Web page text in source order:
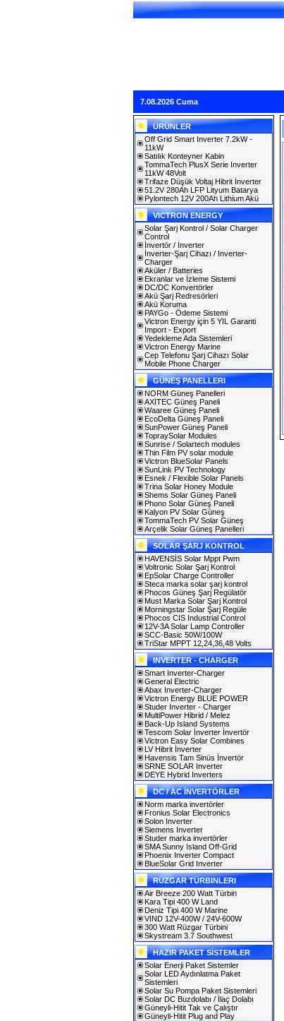
7.08.2026 Cuma
ÜRÜNLER
Off Grid Smart Inverter 7.2kW -
11kW
Satılık Konteyner Kabin
TommaTech PlusX Serie Inverter
11kW 48Volt
Trifaze Düşük Voltaj Hibrit İnverter
51.2V 280Ah LFP Lityum Batarya
Pylontech 12V 200Ah Lithium Akü
VICTRON ENERGY
Solar Şarj Kontrol / Solar Charger
Control
İnvertör / Inverter
İnverter-Şarj Cihazı / Inverter-
Charger
Aküler / Batteries
Ekranlar ve İzleme Sistemi
DC/DC Konvertörler
Akü Şarj Redresörleri
Akü Koruma
PAYGo - Ödeme Sistemi
Victron Energy için 5 YIL Garanti
Import - Export
Yedekleme Ada Sistemleri
Victron Energy Marine
Cep Telefonu Şarj Cihazı Solar
Mobile Phone Charger
GÜNEŞ PANELLERI
NORM Güneş Panelleri
AXITEC Güneş Paneli
Waaree Güneş Paneli
EcoDelta Güneş Paneli
SunPower Güneş Paneli
TopraySolar Modules
Sunrise / Solartech modules
Thin Film PV solar module
Victron BlueSolar Panels
SunLink PV Technology
Esnek / Flexible Solar Panels
Trina Solar Honey Module
Shems Solar Güneş Paneli
Phono Solar Güneş Paneli
Kalyon PV Solar Güneş
TommaTech PV Solar Güneş
Arçelik Solar Güneş Panelleri
SOLAR ŞARJ KONTROL
HAVENSİS Solar Mppt Pwm
Voltronic Solar Şarj Kontrol
EpSolar Charge Controller
Steca marka solar şarj kontrol
Phocos Güneş Şarj Regülatör
Must Marka Solar Şarj Kontrol
Morningstar Solar Şarj Regüle
Phocos CIS Industrial Control
12V-3A Solar Lamp Controller
SCC-Basic 50W/100W
TriStar MPPT 12,24,36,48 Volts
INVERTER - CHARGER
Smart Inverter-Charger
General Electric
Abax Inverter-Charger
Victron Energy BLUE POWER
Studer Inverter - Charger
MultiPower Hibrid / Melez
Back-Up Island Systems
Tescom Solar İnverter İnvertör
Victron Easy Solar Combines
LV Hibrit İnverter
Havensis Tam Sinüs İnvertör
SRNE SOLAR Inverter
DEYE Hybrid Inverters
DC / AC İNVERTÖRLER
Norm marka invertörler
Fronius Solar Electronics
Solon Inverter
Siemens Inverter
Studer marka invertörler
SMA Sunny Island Off-Grid
Phoenix Inverter Compact
BlueSolar Grid Inverter
RÜZGAR TÜRBINLERI
Air Breeze 200 Watt Türbin
Kara Tipi 400 W Land
Deniz Tipi 400 W Marine
VIND 12V-400W / 24V-600W
300 Watt Rüzgar Türbini
Skystream 3.7 Southwest
HAZIR PAKET SİSTEMLER
Solar Enerji Paket Sistemler
Solar LED Aydınlatma Paket
Sistemleri
Solar Su Pompa Paket Sistemleri
Solar DC Buzdolabı / İlaç Dolabı
Güneyli-Hitit Tak ve Çalıştır
Güneyli-Hitit Plug and Play